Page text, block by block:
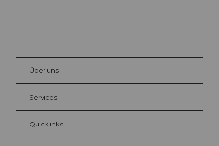
Gästekarte Luzern
Ihre Vorteile als Übernachtungsgast
at Bre
Über uns
Services
Quicklinks